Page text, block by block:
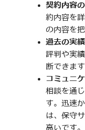
契約内容
約内容を
の内容を
過去の実
評判や実
断できます
コミュニ
相談を通
す。迅速
は、保守
高いです。